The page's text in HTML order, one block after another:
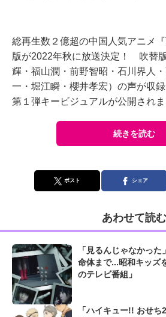
総再生数２億超の中国人気アニメ
版が2022年秋に放送決定！ 吹替
輝・福山潤・前野智昭・石川界人
一・堀江瞬・櫻井孝宏）の声が収
第１弾キービジュアルが公開されま
続きを読む
ポスト シェア
あわせて読む
「見るんじゃなかっ
命体まで...昭和キッズ
のテレビ番組」
「ハイキュー!! おせ